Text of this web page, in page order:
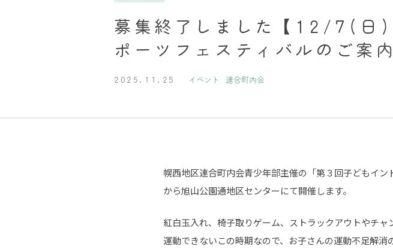
募集終了しました【12/7(日)
ポーツフェスティバルのご案内
2025.11.25 イベント 連合町内会
幌西地区連合町内会青少年部主催の「第３回子どもイン
から旭山公園通地区センターにて開催します。
紅白玉入れ、椅子取りゲーム、ストラックアウトやチ
運動できないこの時期なので、お子さんの運動不足解